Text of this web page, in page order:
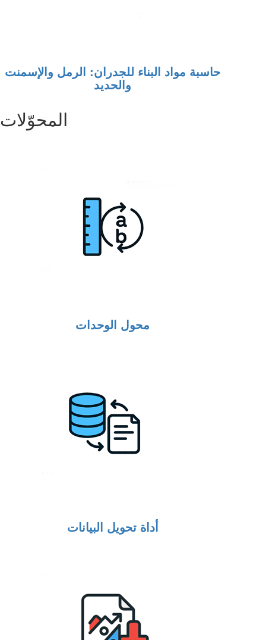
حاسبة مواد البناء للجدران: الرمل والإسمنت
والحديد
المحوّلات
محول الوحدات
أداة تحويل البيانات